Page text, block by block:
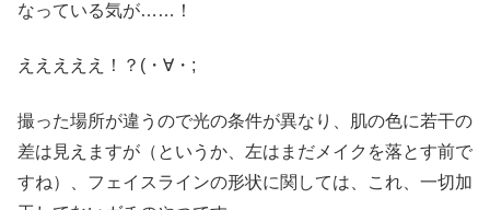
なっている気が……！
えええええ！？(・∀・;
撮った場所が違うので光の条件が異なり、肌の色に若干の
差は見えますが（というか、左はまだメイクを落とす前で
すね）、フェイスラインの形状に関しては、これ、一切加